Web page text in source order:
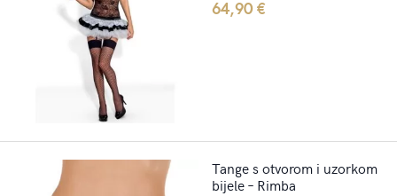
64,90€
Tange s otvorom i uzorkom
bijele – Rimba